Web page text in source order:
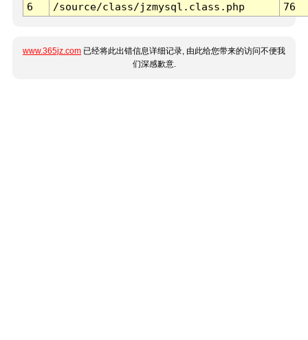
6
/source/class/jzmysql.class.php 76
www.365jz.com 已经将此出错信息详细记录, 由此给您带来的访问不便我
们深感歉意.